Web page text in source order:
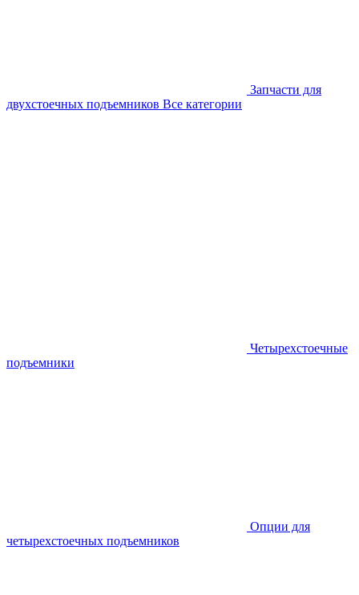
Запчасти для
двухстоечных подъемников Все категории
Четырехстоечные
подъемники
Опции для
четырехстоечных подъемников